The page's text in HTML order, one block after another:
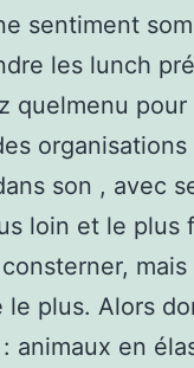
sentiment
les lunch
quelmenu
son , avec
loin et le plus
le plus. Alors
animaux en